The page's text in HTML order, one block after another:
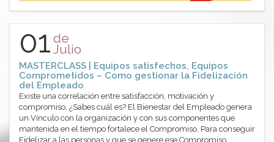
01 de
Julio
MASTERCLASS | Equipos satisfechos, Equipos
Comprometidos – Como gestionar la Fidelización
del Empleado
Existe una correlación entre satisfacción, motivación y
compromiso. ¿Sabes cuál es? El Bienestar del Empleado genera
un Vínculo con la organización y con sus componentes que
mantenida en el tiempo fortalece el Compromiso. Para conseguir
Fidelizar a las personas y que se genere ese Compromiso